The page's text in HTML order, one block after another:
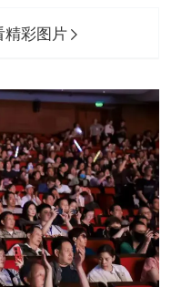
精彩图片